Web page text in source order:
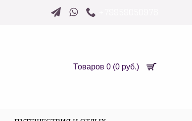
Товаров 0 (0 руб.)